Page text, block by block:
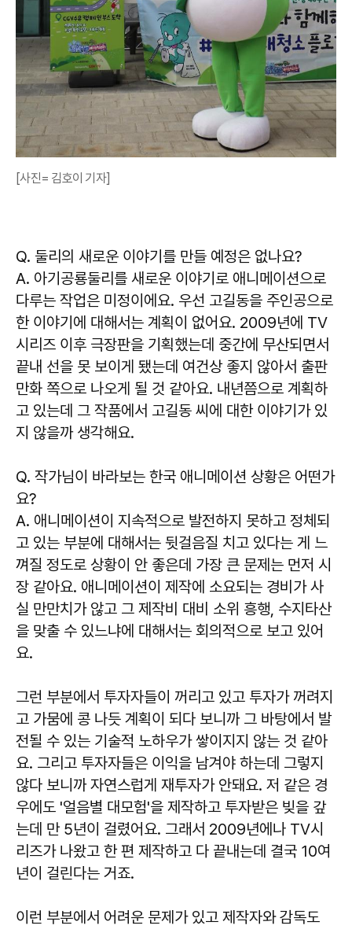
[사진= 김호이 기자]
Q. 둘리의 새로운 이야기를 만들 예정은 없나요?
A. 아기공룡둘리를 새로운 이야기로 애니메이션으로
다루는 작업은 미정이에요. 우선 고길동을 주인공으로
한 이야기에 대해서는 계획이 없어요. 2009년에 TV
시리즈 이후 극장판을 기획했는데 중간에 무산되면서
끝내 선을 못 보이게 됐는데 여건상 좋지 않아서 출판
만화 쪽으로 나오게 될 것 같아요. 내년쯤으로 계획하
고 있는데 그 작품에서 고길동 씨에 대한 이야기가 있
지 않을까 생각해요.
Q. 작가님이 바라보는 한국 애니메이션 상황은 어떤가
요?
A. 애니메이션이 지속적으로 발전하지 못하고 정체되
고 있는 부분에 대해서는 뒷걸음질 치고 있다는 게 느
껴질 정도로 상황이 안 좋은데 가장 큰 문제는 먼저 시
장 같아요. 애니메이션이 제작에 소요되는 경비가 사
실 만만치가 않고 그 제작비 대비 소위 흥행, 수지타산
을 맞출 수 있느냐에 대해서는 회의적으로 보고 있어
요.
그런 부분에서 투자자들이 꺼리고 있고 투자가 꺼려지
고 가뭄에 콩 나듯 계획이 되다 보니까 그 바탕에서 발
전될 수 있는 기술적 노하우가 쌓이지지 않는 것 같아
요. 그리고 투자자들은 이익을 남겨야 하는데 그렇지
않다 보니까 자연스럽게 재투자가 안돼요. 저 같은 경
우에도 '얼음별 대모험'을 제작하고 투자받은 빚을 갚
는데 만 5년이 걸렸어요. 그래서 2009년에나 TV시
리즈가 나왔고 한 편 제작하고 다 끝내는데 결국 10여
년이 걸린다는 거죠.
이런 부분에서 어려운 문제가 있고 제작자와 감독도